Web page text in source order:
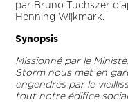
par Bruno Tuchszer
Henning Wijkmark.
Synopsis
Missionné par le
Storm nous met en
engendrés par le
tout notre édifice